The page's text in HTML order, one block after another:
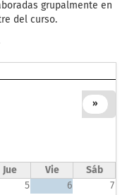
grupalmente en
del curso.
»
Jue Vie
Sáb
5 6
7